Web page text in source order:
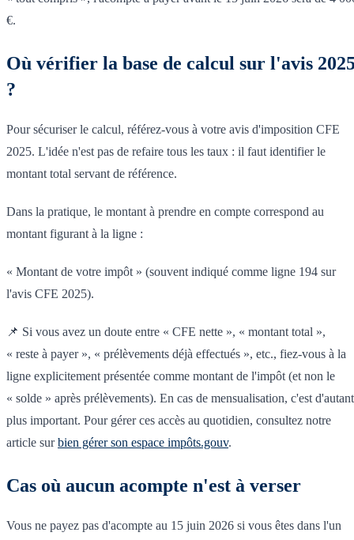
€.
Où vérifier la base de calcul sur l'avis
?
Pour sécuriser le calcul, référez-vous à votre avis d'imposition CFE
2025. L'idée n'est pas de refaire tous les taux : il faut identifier le
montant total servant de référence.
Dans la pratique, le montant à prendre en compte correspond au
montant figurant à la ligne :
« Montant de votre impôt » (souvent indiqué comme ligne 194 sur
l'avis CFE 2025).
📌 Si vous avez un doute entre « CFE nette », « montant total »,
« reste à payer », « prélèvements déjà effectués », etc., fiez-vous à la
ligne explicitement présentée comme montant de l'impôt (et non le
« solde » après prélèvements). En cas de mensualisation, c'est d'autant
plus important. Pour gérer ces accès au quotidien, consultez notre
article surbien gérer son espace impôts.gouv.
Cas où aucun acompte n'est à verser
Vous ne payez pas d'acompte au 15 juin 2026 si vous êtes dans l'un